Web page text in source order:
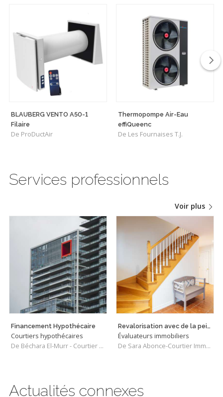
BLAUBERG VENTO A50-1
Filaire
De ProDuctAir
Thermopompe Air-Eau
effiQueenc
De Les Fournaises T.J.
Services professionnels
Voir plus
Financement Hypothécaire
Courtiers hypothécaires
De Béchara El-Murr - Courtier Hypothécaire
Revalorisation avec de la peinture à la craie
Évaluateurs immobiliers
De Sara Abonce-Courtier Immobilier Résidentiel et Commercial
Actualités connexes